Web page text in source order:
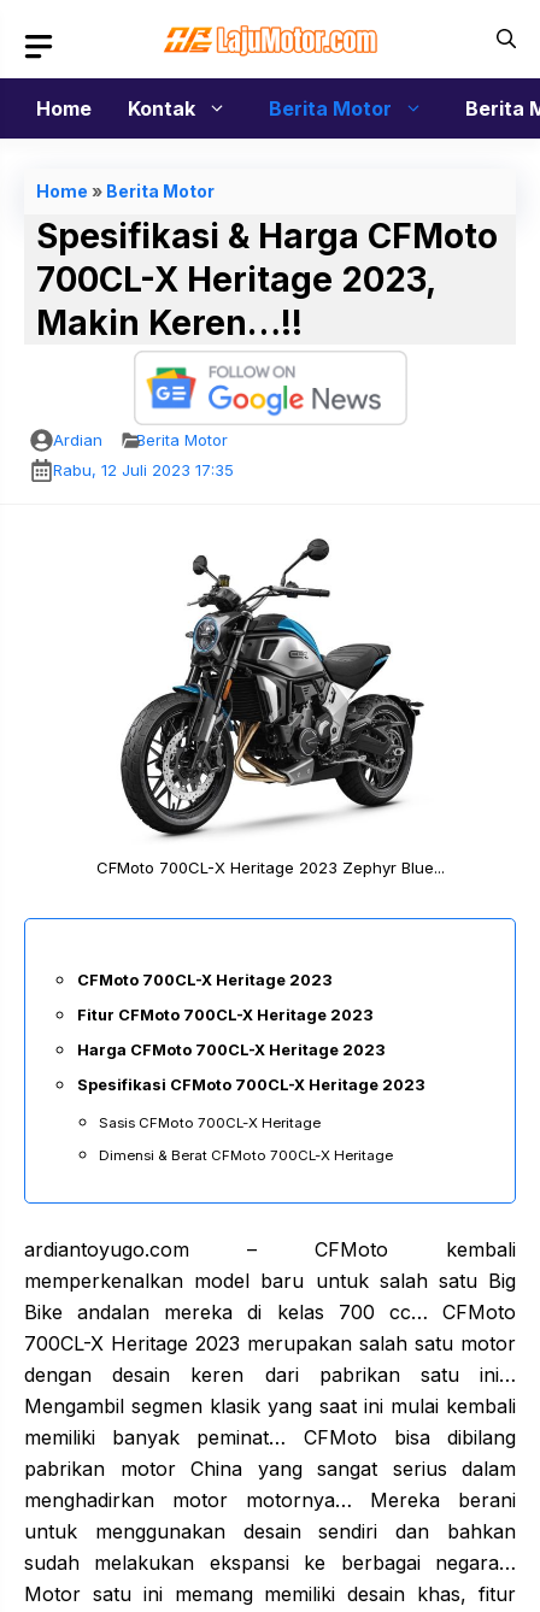
isi
Home
Kontak Berita Motor Berita
Home » Berita Motor
Spesifikasi & Harga CFMoto
700CL-X Heritage 2023,
Makin Keren…!!
Ardian
Berita Motor
Rabu, 12 Juli 2023 17:35
CFMoto 700CL-X Heritage 2023 Zephyr Blue...
CFMoto 700CL-X Heritage 2023
Fitur CFMoto 700CL-X Heritage 2023
Harga CFMoto 700CL-X Heritage 2023
Spesifikasi CFMoto 700CL-X Heritage 2023
Sasis CFMoto 700CL-X Heritage
Dimensi & Berat CFMoto 700CL-X Heritage
ardiantoyugo.com – CFMoto kembali
memperkenalkan model baru untuk salah satu Big
Bike andalan mereka di kelas 700 cc… CFMoto
700CL-X Heritage 2023 merupakan salah satu motor
dengan desain keren dari pabrikan satu ini…
Mengambil segmen klasik yang saat ini mulai kembali
memiliki banyak peminat… CFMoto bisa dibilang
pabrikan motor China yang sangat serius dalam
menghadirkan motor motornya… Mereka berani
untuk menggunakan desain sendiri dan bahkan
sudah melakukan ekspansi ke berbagai negara…
Motor satu ini memang memiliki desain khas, fitur